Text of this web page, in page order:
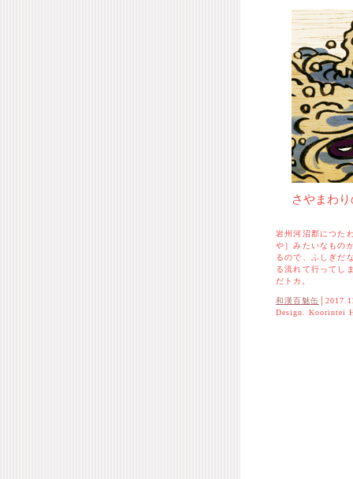
さやまわ
岩州河沼郡につた
や］みたいなもの
るので、ふしぎだ
る流れて行ってし
だトカ。
和漢百魅缶
Design. Koorintei